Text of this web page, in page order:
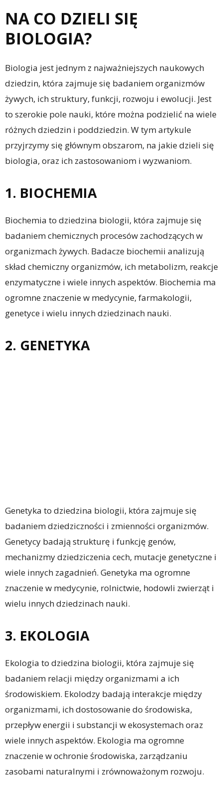
NA CO DZIELI SIĘ
BIOLOGIA?
Biologia jest jednym z najważniejszych naukowych
dziedzin, która zajmuje się badaniem organizmów
żywych, ich struktury, funkcji, rozwoju i ewolucji. Jest
to szerokie pole nauki, które można podzielić na wiele
różnych dziedzin i poddziedzin. W tym artykule
przyjrzymy się głównym obszarom, na jakie dzieli się
biologia, oraz ich zastosowaniom i wyzwaniom.
1. BIOCHEMIA
Biochemia to dziedzina biologii, która zajmuje się
badaniem chemicznych procesów zachodzących w
organizmach żywych. Badacze biochemii analizują
skład chemiczny organizmów, ich metabolizm, reakcje
enzymatyczne i wiele innych aspektów. Biochemia ma
ogromne znaczenie w medycynie, farmakologii,
genetyce i wielu innych dziedzinach nauki.
2. GENETYKA
Genetyka to dziedzina biologii, która zajmuje się
badaniem dziedziczności i zmienności organizmów.
Genetycy badają strukturę i funkcję genów,
mechanizmy dziedziczenia cech, mutacje genetyczne i
wiele innych zagadnień. Genetyka ma ogromne
znaczenie w medycynie, rolnictwie, hodowli zwierząt i
wielu innych dziedzinach nauki.
3. EKOLOGIA
Ekologia to dziedzina biologii, która zajmuje się
badaniem relacji między organizmami a ich
środowiskiem. Ekolodzy badają interakcje między
organizmami, ich dostosowanie do środowiska,
przepływ energii i substancji w ekosystemach oraz
wiele innych aspektów. Ekologia ma ogromne
znaczenie w ochronie środowiska, zarządzaniu
zasobami naturalnymi i zrównoważonym rozwoju.